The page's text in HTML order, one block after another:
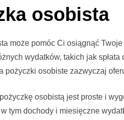
osobista
może pomóc Ci osiągnąć
wydatków, takich jak
pożyczki osobiste zazwyczaj
osobistą jest proste i
tym dochody i miesięczne